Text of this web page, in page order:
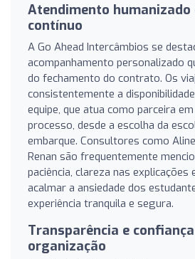
Atendimento humanizado
contínuo
A Go Ahead Intercâmbios se
acompanhamento personalizado
do fechamento do contrato. Os
consistentemente a
equipe, que atua como parceira
processo, desde a escolha da
embarque. Consultores como
Renan são frequentemente
paciência, clareza nas explicações
acalmar a ansiedade dos
experiência tranquila e segura.
Transparência e
organização